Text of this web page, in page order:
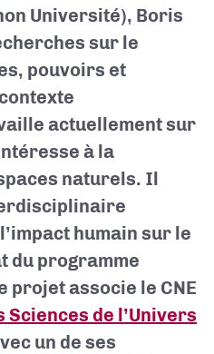
Université), Boris
sur le
pouvoirs et
actuellement sur
à la
naturels. Il
humain sur le
du programme
projet associe le CNE
de l’Univers
un de ses